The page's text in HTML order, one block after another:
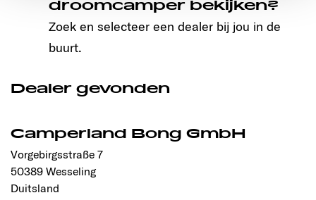
Ermöglichung der Seitennavigation erforderlich sind.
droomcamper bekijken?
Zoek en selecteer een dealer bij jou in de
buurt.
Dealer gevonden
Camperland Bong GmbH
Vorgebirgsstraße 7
50389 Wesseling
Duitsland